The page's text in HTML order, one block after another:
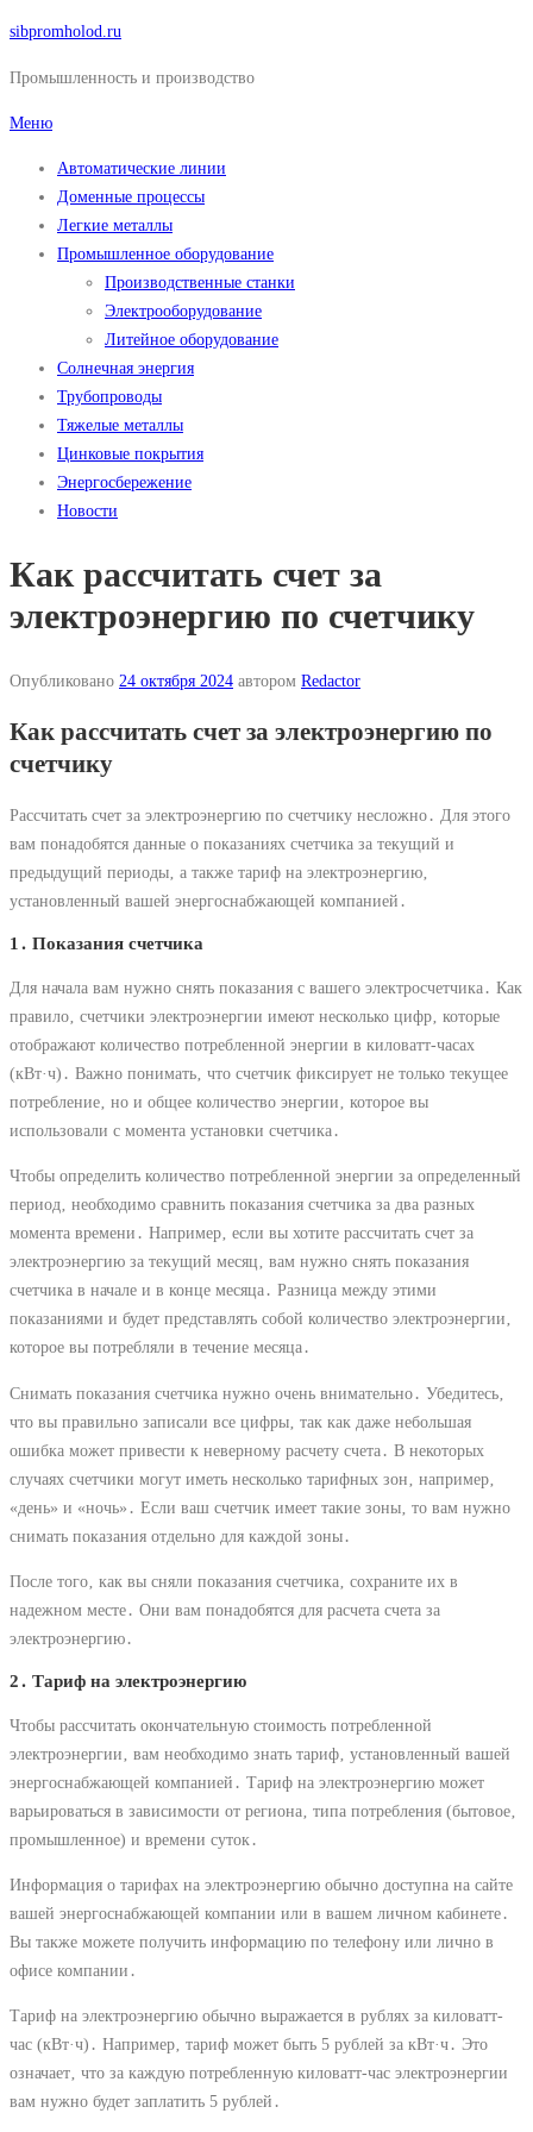
Перейти
содержимому
sibpromholod.ru
Промышленность и производство
Меню
Автоматические линии
Доменные процессы
Легкие металлы
Промышленное оборудование
Производственные станки
Электрооборудование
Литейное оборудование
Солнечная энергия
Трубопроводы
Тяжелые металлы
Цинковые покрытия
Энергосбережение
Новости
Как рассчитать счет за
электроэнергию по счетчику
Опубликовано 24 октября 2024 автором Redactor
Как рассчитать счет за электроэнергию по
счетчику
Рассчитать счет за электроэнергию по счетчику несложно․ Для этого
вам понадобятся данные о показаниях счетчика за текущий и
предыдущий периоды‚ а также тариф на электроэнергию‚
установленный вашей энергоснабжающей компанией․
1․ Показания счетчика
Для начала вам нужно снять показания с вашего электросчетчика․ Как
правило‚ счетчики электроэнергии имеют несколько цифр‚ которые
отображают количество потребленной энергии в киловатт-часах
(кВт·ч)․ Важно понимать‚ что счетчик фиксирует не только текущее
потребление‚ но и общее количество энергии‚ которое вы
использовали с момента установки счетчика․
Чтобы определить количество потребленной энергии за определенный
период‚ необходимо сравнить показания счетчика за два разных
момента времени․ Например‚ если вы хотите рассчитать счет за
электроэнергию за текущий месяц‚ вам нужно снять показания
счетчика в начале и в конце месяца․ Разница между этими
показаниями и будет представлять собой количество электроэнергии‚
которое вы потребляли в течение месяца․
Снимать показания счетчика нужно очень внимательно․ Убедитесь‚
что вы правильно записали все цифры‚ так как даже небольшая
ошибка может привести к неверному расчету счета․ В некоторых
случаях счетчики могут иметь несколько тарифных зон‚ например‚
«день» и «ночь»․ Если ваш счетчик имеет такие зоны‚ то вам нужно
снимать показания отдельно для каждой зоны․
После того‚ как вы сняли показания счетчика‚ сохраните их в
надежном месте․ Они вам понадобятся для расчета счета за
электроэнергию․
2․ Тариф на электроэнергию
Чтобы рассчитать окончательную стоимость потребленной
электроэнергии‚ вам необходимо знать тариф‚ установленный вашей
энергоснабжающей компанией․ Тариф на электроэнергию может
варьироваться в зависимости от региона‚ типа потребления (бытовое‚
промышленное) и времени суток․
Информация о тарифах на электроэнергию обычно доступна на сайте
вашей энергоснабжающей компании или в вашем личном кабинете․
Вы также можете получить информацию по телефону или лично в
офисе компании․
Тариф на электроэнергию обычно выражается в рублях за киловатт-
час (кВт·ч)․ Например‚ тариф может быть 5 рублей за кВт·ч․ Это
означает‚ что за каждую потребленную киловатт-час электроэнергии
вам нужно будет заплатить 5 рублей․